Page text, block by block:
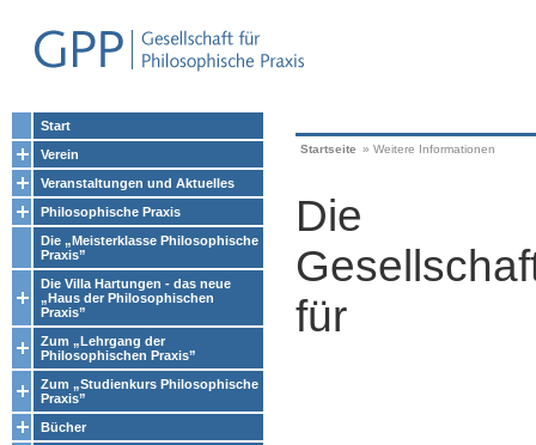
Start
Verein
Veranstaltungen und Aktuelles
Philosophische Praxis
Die „Meisterklasse Philosophische
Praxis”
Die Villa Hartungen - das neue
„Haus der Philosophischen
Praxis”
Zum „Lehrgang der
Philosophischen Praxis”
Zum „Studienkurs Philosophische
Praxis”
Bücher
Startseite » Weitere Informationen
Die
für